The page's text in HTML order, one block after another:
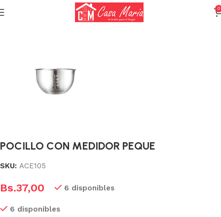
0
Utensilios de acero
POCILLO CON MEDIDOR PEQUE
SKU: ACE105
Bs.37,00 6 disponibles
6 disponibles